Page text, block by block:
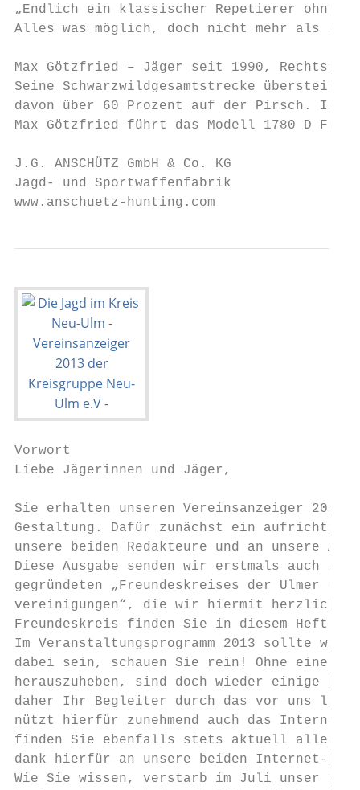
„Endlich ein klassischer Repetierer ohne
Alles was möglich, doch nicht mehr als
Max Götzfried – Jäger seit 1990,
Seine Schwarzwildgesamtstrecke
davon über 60 Prozent auf der Pirsch. In
Max Götzfried führt das Modell 1780 D FL
J.G. ANSCHÜTZ GmbH & Co. KG
Jagd- und Sportwaffenfabrik
www.anschuetz-hunting.com
Vorwort
Liebe Jägerinnen und Jäger,
Sie erhalten unseren Vereinsanzeiger
Gestaltung. Dafür zunächst ein aufrichtiger
unsere beiden Redakteure und an unsere
Diese Ausgabe senden wir erstmals auch
gegründeten „Freundeskreises der Ulmer und
vereinigungen“, die wir hiermit herzlich
Freundeskreis finden Sie in diesem Heft.
Im Veranstaltungsprogramm 2013 sollte
dabei sein, schauen Sie rein! Ohne eine
herauszuheben, sind doch wieder einige
daher Ihr Begleiter durch das vor uns
nützt hierfür zunehmend auch das
finden Sie ebenfalls stets aktuell alles
dank hierfür an unsere beiden Internet-
Wie Sie wissen, verstarb im Juli unser